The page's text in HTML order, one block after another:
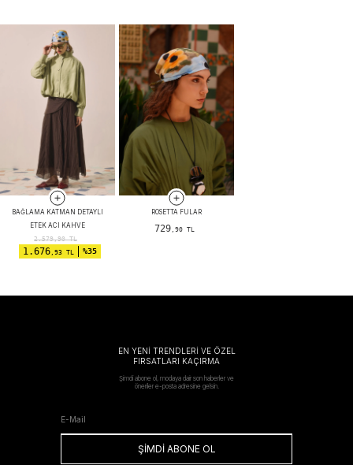
BAĞLAMA KATMAN DETAYLI
ETEK ACI KAHVE
2.579,90TL
1.676,93 TL %35
ROSETTA FULAR
729 ,90 TL
EN YENİ TRENDLERİ VE ÖZEL
FIRSATLARI KAÇIRMA
Şimdi abone ol, modaya dair son haberler ve
öneriler e-posta adresine gelsin.
ŞİMDİ ABONE OL